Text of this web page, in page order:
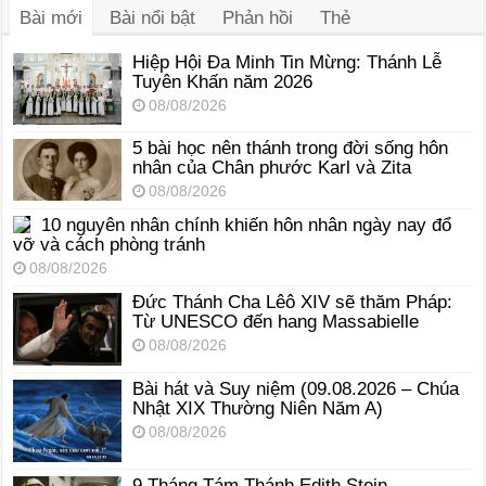
Bài mới Bài nổi bật Phản hồi Thẻ
Hiệp Hội Đa Minh Tin Mừng: Thánh Lễ
Tuyên Khấn năm 2026
08/08/2026
5 bài học nên thánh trong đời sống hôn
nhân của Chân phước Karl và Zita
08/08/2026
10 nguyên nhân chính khiến hôn nhân ngày nay đổ
vỡ và cách phòng tránh
08/08/2026
Đức Thánh Cha Lêô XIV sẽ thăm Pháp:
Từ UNESCO đến hang Massabielle
08/08/2026
Bài hát và Suy niệm (09.08.2026 – Chúa
Nhật XIX Thường Niên Năm A)
08/08/2026